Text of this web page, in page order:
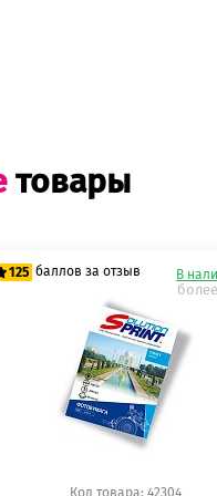
товары
125 баллов за отзыв
125 баллов
125 баллов
В